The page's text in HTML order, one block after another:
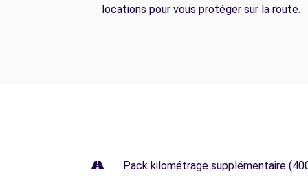
locations pour vous protéger sur la route.
Pack kilométrage supplémentaire